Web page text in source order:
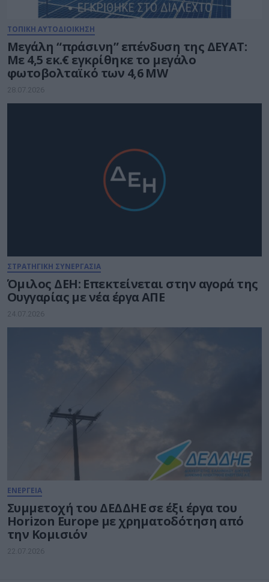
ΤΟΠΙΚΗ ΑΥΤΟΔΙΟΙΚΗΣΗ
Μεγάλη “πράσινη” επένδυση της ΔΕΥΑΤ:
Με 4,5 εκ.€ εγκρίθηκε το μεγάλο
φωτοβολταϊκό των 4,6 MW
28.07.2026
ΣΤΡΑΤΗΓΙΚΗ ΣΥΝΕΡΓΑΣΙΑ
Όμιλος ΔΕΗ: Επεκτείνεται στην αγορά της
Ουγγαρίας με νέα έργα ΑΠΕ
24.07.2026
ΕΝΕΡΓΕΙΑ
Συμμετοχή του ΔΕΔΔΗΕ σε έξι έργα του
Horizon Europe με χρηματοδότηση από
την Κομισιόν
22.07.2026